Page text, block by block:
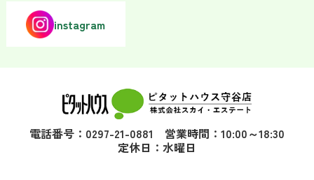
instagram
電話番号：0297-21-0881 営業時間：10:00～18:30
定休日：水曜日